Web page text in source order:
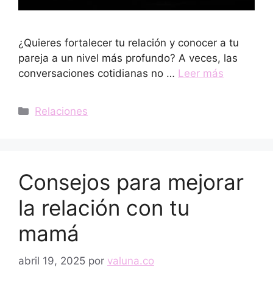
¿Quieres fortalecer tu relación y conocer a tu
pareja a un nivel más profundo? A veces, las
conversaciones cotidianas no … Leer más
Categorías
Relaciones
Consejos para mejorar
la relación con tu
mamá
abril 19, 2025 por valuna.co